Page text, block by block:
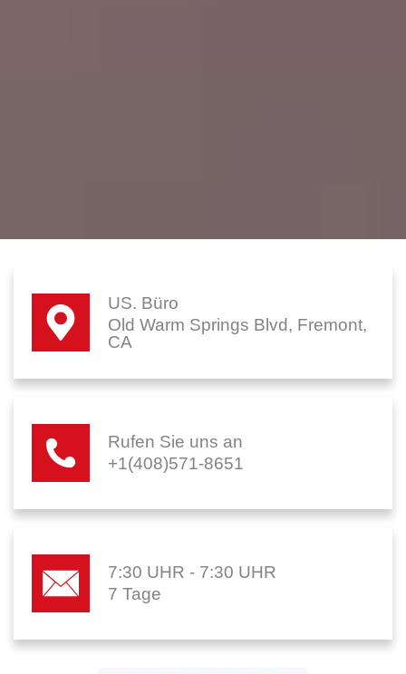
US. Büro
Old Warm Springs Blvd, Fremont,
CA
Rufen Sie uns an
+1(408)571-8651
7:30 UHR - 7:30 UHR
7 Tage